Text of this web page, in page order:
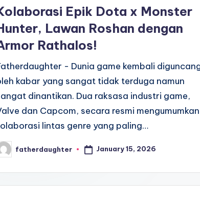
Epik Dota x Monster
Lawan Roshan dengan
Rathalos!
- Dunia game kembali
kabar yang sangat tidak terduga namun
dinantikan. Dua raksasa industri game,
dan Capcom, secara resmi mengumumkan
lintas genre yang paling…
fatherdaughter January 15, 2026